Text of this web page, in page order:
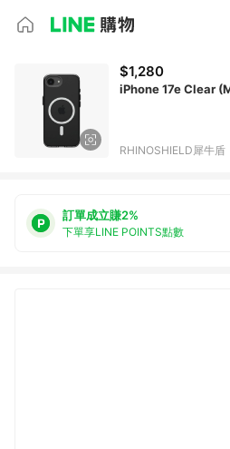
$1,280
iPhone 17e Clear
RHINOSHIELD犀牛盾
訂單成立賺2%
下單享LINE POINTS點數